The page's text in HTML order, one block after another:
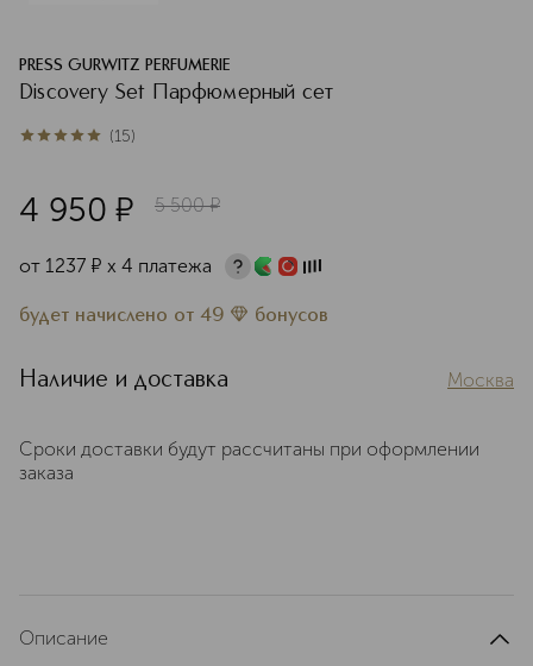
PRESS GURWITZ PERFUMERIE
Discovery Set Парфюмерный сет
5из 515 (15)
4 950 ¤ 5 500 ¤
от 1237 ¤ х 4 платежа
будет начислено от 49 бонусов
Наличие и доставка Москва
Сроки доставки будут рассчитаны при оформлении
заказа
Описание